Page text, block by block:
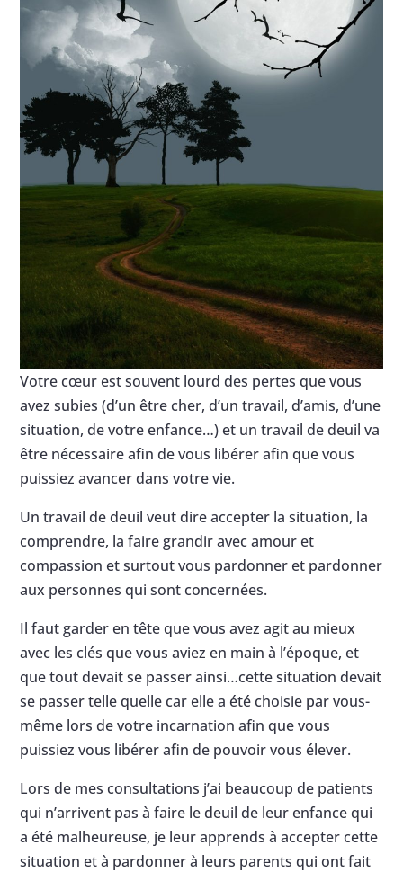
Votre cœur est souvent lourd des pertes que vous
avez subies (d’un être cher, d’un travail, d’amis, d’une
situation, de votre enfance…) et un travail de deuil va
être nécessaire afin de vous libérer afin que vous
puissiez avancer dans votre vie.
Un travail de deuil veut dire accepter la situation, la
comprendre, la faire grandir avec amour et
compassion et surtout vous pardonner et pardonner
aux personnes qui sont concernées.
Il faut garder en tête que vous avez agit au mieux
avec les clés que vous aviez en main à l’époque, et
que tout devait se passer ainsi…cette situation devait
se passer telle quelle car elle a été choisie par vous-
même lors de votre incarnation afin que vous
puissiez vous libérer afin de pouvoir vous élever.
Lors de mes consultations j’ai beaucoup de patients
qui n’arrivent pas à faire le deuil de leur enfance qui
a été malheureuse, je leur apprends à accepter cette
situation et à pardonner à leurs parents qui ont fait